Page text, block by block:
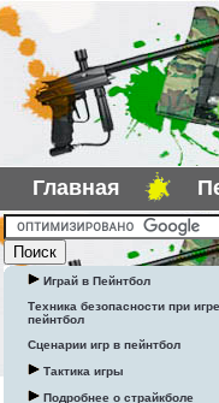
Главная
Играй в Пейнтбол
Техника безопасности при
пейнтбол
Сценарии игр в пейнтбол
Тактика игры
Подробнее о страйкболе